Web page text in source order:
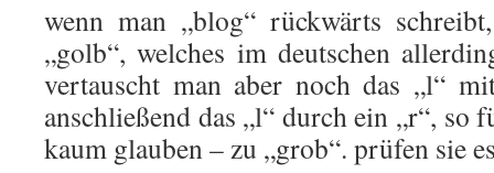
wenn man „blog“ rückwärts
„golb“, welches im deutschen
vertauscht man aber noch das „l“
anschließend das „l“ durch ein „r“, so
kaum glauben – zu „grob“. prüfen sie